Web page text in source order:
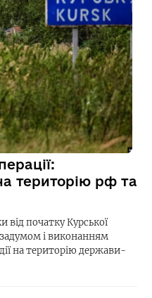
територію рф та
від початку Курської
і виконанням
на територію держави-